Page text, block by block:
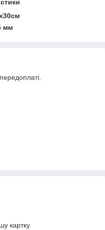
мм
картку